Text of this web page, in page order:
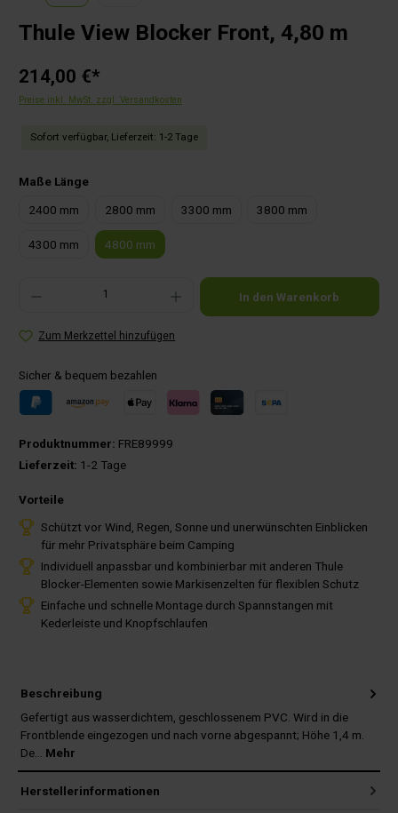
Thule View Blocker Front, 4,80 m
214,00 €*
Preise inkl. MwSt. zzgl. Versandkosten
Sofort verfügbar, Lieferzeit: 1-2 Tage
Maße Längeauswählen
2400 mm 2800 mm 3300 mm 3800 mm
4300 mm 4800 mm
Produkt Anzahl: Gib den gewünschten Wert ein oder benutze die Schaltflächen um die
In den Warenkorb
Zum Merkzettel hinzufügen
Sicher & bequem bezahlen
Produktnummer: FRE89999
Lieferzeit: 1-2 Tage
Vorteile
Schützt vor Wind, Regen, Sonne und unerwünschten Einblicken
für mehr Privatsphäre beim Camping
Individuell anpassbar und kombinierbar mit anderen Thule
Blocker-Elementen sowie Markisenzelten für flexiblen Schutz
Einfache und schnelle Montage durch Spannstangen mit
Kederleiste und Knopfschlaufen
Beschreibung
Gefertigt aus wasserdichtem, geschlossenem PVC. Wird in die
Frontblende eingezogen und nach vorne abgespannt; Höhe 1,4 m.
De… Mehr
Herstellerinformationen